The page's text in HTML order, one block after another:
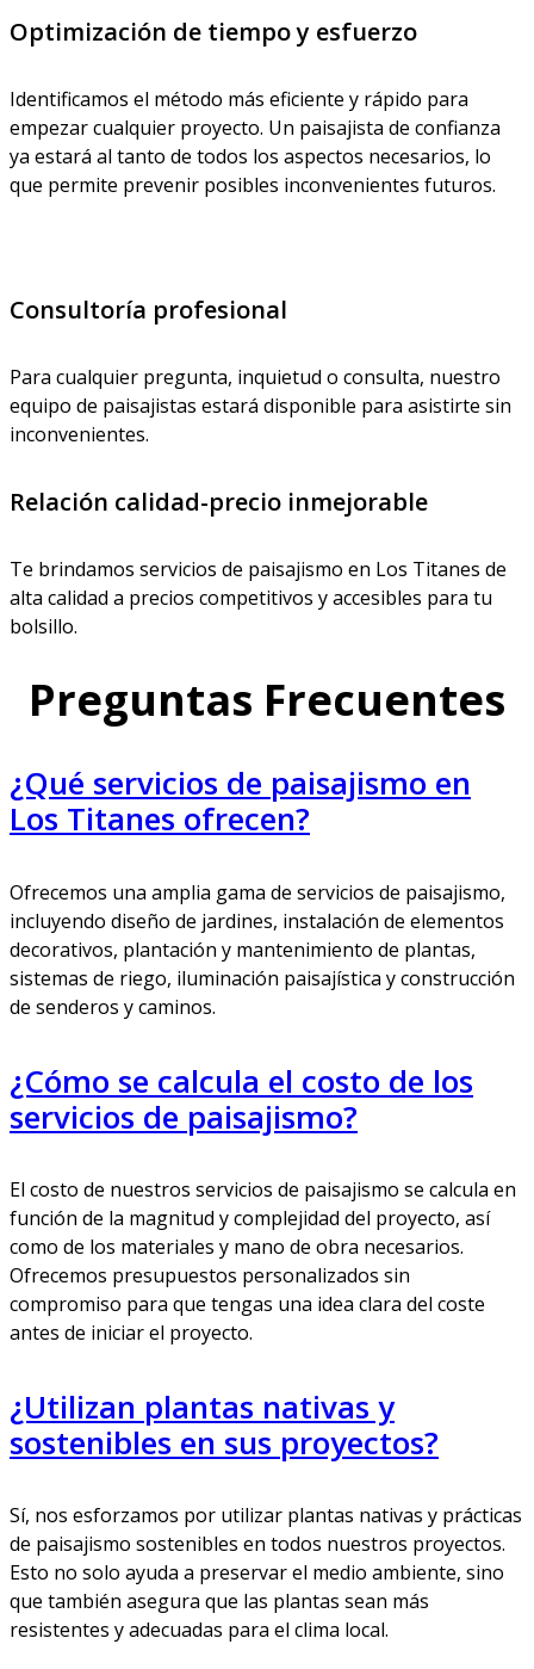
Optimización de tiempo y esfuerzo
Identificamos el método más eficiente y rápido para
empezar cualquier proyecto. Un paisajista de confianza
ya estará al tanto de todos los aspectos necesarios, lo
que permite prevenir posibles inconvenientes futuros.
Consultoría profesional
Para cualquier pregunta, inquietud o consulta, nuestro
equipo de paisajistas estará disponible para asistirte sin
inconvenientes.
Relación calidad-precio inmejorable
Te brindamos servicios de paisajismo en Los Titanes de
alta calidad a precios competitivos y accesibles para tu
bolsillo.
Preguntas Frecuentes
¿Qué servicios de paisajismo en
Los Titanes ofrecen?
Ofrecemos una amplia gama de servicios de paisajismo,
incluyendo diseño de jardines, instalación de elementos
decorativos, plantación y mantenimiento de plantas,
sistemas de riego, iluminación paisajística y construcción
de senderos y caminos.
¿Cómo se calcula el costo de los
servicios de paisajismo?
El costo de nuestros servicios de paisajismo se calcula en
función de la magnitud y complejidad del proyecto, así
como de los materiales y mano de obra necesarios.
Ofrecemos presupuestos personalizados sin
compromiso para que tengas una idea clara del coste
antes de iniciar el proyecto.
¿Utilizan plantas nativas y
sostenibles en sus proyectos?
Sí, nos esforzamos por utilizar plantas nativas y prácticas
de paisajismo sostenibles en todos nuestros proyectos.
Esto no solo ayuda a preservar el medio ambiente, sino
que también asegura que las plantas sean más
resistentes y adecuadas para el clima local.